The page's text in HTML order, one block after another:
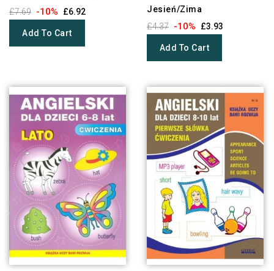
£7.69 -10% £6.92
Add To Cart
Jesień/Zima
£4.37 -10% £3.93
Add To Cart